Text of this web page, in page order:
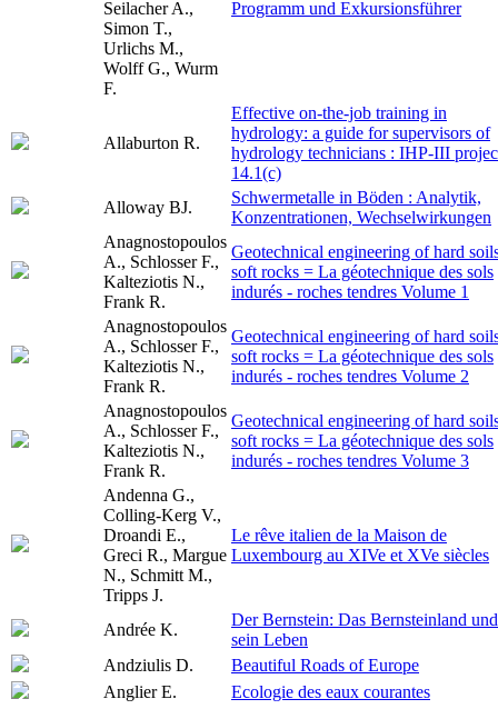
Seilacher A.,
Simon T.,
Urlichs M.,
Wolff G., Wurm
F.
Programm und Exkursionsführer
Allaburton R.
Effective on-the-job training in
hydrology: a guide for supervisors of
hydrology technicians : IHP-III
14.1(c)
Alloway BJ.
Schwermetalle in Böden : Analytik,
Konzentrationen, Wechselwirkungen
Anagnostopoulos
A., Schlosser F.,
Kalteziotis N.,
Frank R.
Geotechnical engineering of hard
soft rocks = La géotechnique des sols
indurés - roches tendres Volume 1
Anagnostopoulos
A., Schlosser F.,
Kalteziotis N.,
Frank R.
Geotechnical engineering of hard
soft rocks = La géotechnique des sols
indurés - roches tendres Volume 2
Anagnostopoulos
A., Schlosser F.,
Kalteziotis N.,
Frank R.
Geotechnical engineering of hard
soft rocks = La géotechnique des sols
indurés - roches tendres Volume 3
Andenna G.,
Colling-Kerg V.,
Droandi E.,
Greci R., Margue
N., Schmitt M.,
Tripps J.
Le rêve italien de la Maison de
Luxembourg au XIVe et XVe siècles
Andrée K.
Der Bernstein: Das Bernsteinland und
sein Leben
Andziulis D.
Beautiful Roads of Europe
Anglier E.
Ecologie des eaux courantes